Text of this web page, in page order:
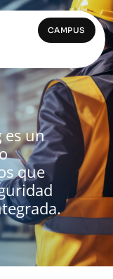
CAMPUS
es un
que